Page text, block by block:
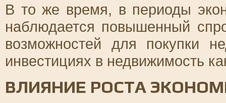
В то же время, в периоды
наблюдается повышенный
возможностей для покупки
инвестициях в недвижимость
ВЛИЯНИЕ РОСТА